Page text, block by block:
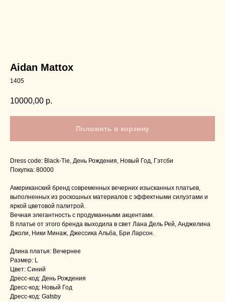
Aidan Mattox
1405
10000,00 р.
Положить в корзину
Dress code: Black-Tie, День Рождения, Новый Год, Гэтсби
Покупка: 80000
Американский бренд современных вечерних изысканных платьев,
выполненных из роскошных материалов с эффектными силуэтами и
яркой цветовой палитрой.
Вечная элегантность с продуманными акцентами.
В платье от этого бренда выходила в свет Лана Дель Рей, Анджелина
Джоли, Ники Минаж, Джессика Альба, Бри Ларсон.
Длина платья: Вечернее
Размер: L
Цвет: Синий
Дресс-код: День Рождения
Дресс-код: Новый Год
Дресс-код: Gatsby